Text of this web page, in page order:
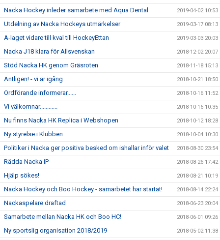
Nacka Hockey inleder samarbete med Aqua Dental 2019-04-02 10:53
Utdelning av Nacka Hockeys utmärkelser 2019-03-17 08:13
A-laget vidare till kval till HockeyEttan 2019-03-03 20:03
Nacka J18 klara för Allsvenskan 2018-12-02 20:07
Stöd Nacka HK genom Gräsroten 2018-11-18 15:13
Äntligen! - vi är igång 2018-10-21 18:50
Ordförande informerar...... 2018-10-16 11:52
Vi välkomnar............ 2018-10-16 10:35
Nu finns Nacka HK Replica i Webshopen 2018-10-12 18:28
Ny styrelse i Klubben 2018-10-04 10:30
Politiker i Nacka ger positiva besked om ishallar inför valet 2018-08-30 23:54
Rädda Nacka IP 2018-08-26 17:42
Hjälp sökes! 2018-08-21 10:19
Nacka Hockey och Boo Hockey - samarbetet har startat! 2018-08-14 22:24
Nackaspelare draftad 2018-06-23 20:04
Samarbete mellan Nacka HK och Boo HC! 2018-06-01 09:26
Ny sportslig organisation 2018/2019 2018-05-02 11:38